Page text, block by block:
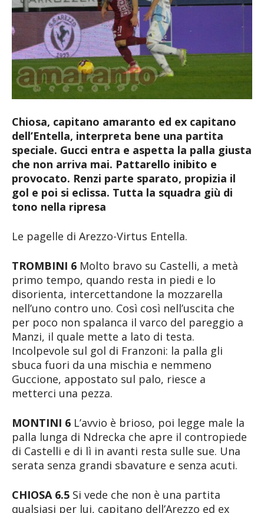
Chiosa, capitano amaranto ed ex capitano
dell’Entella, interpreta bene una partita
speciale. Gucci entra e aspetta la palla giusta
che non arriva mai. Pattarello inibito e
provocato. Renzi parte sparato, propizia il
gol e poi si eclissa. Tutta la squadra giù di
tono nella ripresa
Le pagelle di Arezzo-Virtus Entella.
TROMBINI 6 Molto bravo su Castelli, a metà
primo tempo, quando resta in piedi e lo
disorienta, intercettandone la mozzarella
nell’uno contro uno. Così così nell’uscita che
per poco non spalanca il varco del pareggio a
Manzi, il quale mette a lato di testa.
Incolpevole sul gol di Franzoni: la palla gli
sbuca fuori da una mischia e nemmeno
Guccione, appostato sul palo, riesce a
metterci una pezza.
MONTINI 6 L’avvio è brioso, poi legge male la
palla lunga di Ndrecka che apre il contropiede
di Castelli e di lì in avanti resta sulle sue. Una
serata senza grandi sbavature e senza acuti.
CHIOSA 6.5 Si vede che non è una partita
qualsiasi per lui, capitano dell’Arezzo ed ex